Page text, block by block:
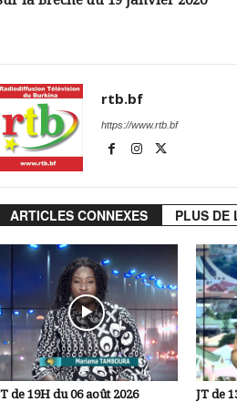
rtb.bf
https://www.rtb.bf
ARTICLES CONNEXES PLUS DE
de 19H du 06 août 2026 JT de